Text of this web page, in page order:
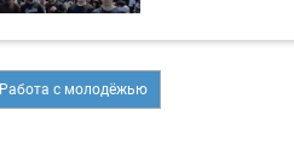
Работа с молодёжью